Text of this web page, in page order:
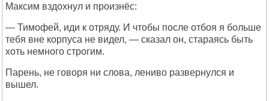
Максим вздохнул и произнёс:
— Тимофей, иди к отряду. И чтобы после отбоя я больше
тебя вне корпуса не видел, — сказал он, стараясь быть
хоть немного строгим.
Парень, не говоря ни слова, лениво развернулся и
вышел.